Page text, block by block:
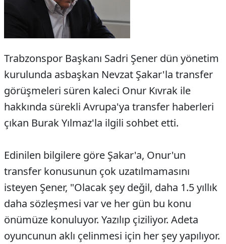
Trabzonspor Başkanı Sadri Şener dün yönetim
kurulunda asbaşkan Nevzat Şakar'la transfer
görüşmeleri süren kaleci Onur Kıvrak ile
hakkında sürekli Avrupa'ya transfer haberleri
çıkan Burak Yılmaz'la ilgili sohbet etti.
Edinilen bilgilere göre Şakar'a, Onur'un
transfer konusunun çok uzatılmamasını
isteyen Şener, "Olacak şey değil, daha 1.5 yıllık
daha sözleşmesi var ve her gün bu konu
önümüze konuluyor. Yazılıp çiziliyor. Adeta
oyuncunun aklı çelinmesi için her şey yapılıyor.